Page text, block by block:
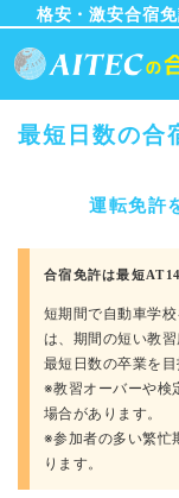
格安・激安合宿
最短日数の合
運転免許
合宿免許は最短
短期間で自動車学
は、期間の短い教
最短日数の卒業を目
※教習オーバーや検
場合があります。
※参加者の多い繁忙
ります。